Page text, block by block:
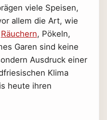
viele Speisen,
allem die Art, wie
Räuchern, Pökeln,
Garen sind keine
Ausdruck einer
Klima
heute ihren